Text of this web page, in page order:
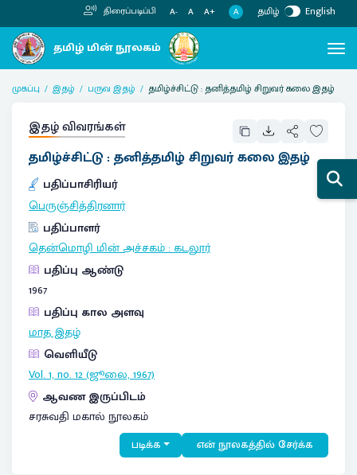
திரைப்படிப்பி A- A A+ A தமிழ் English
முகப்பு இதழ் பருவ இதழ் தமிழ்ச்சிட்டு : தனித்தமிழ் சிறுவர் கலை இதழ்
இதழ் விவரங்கள்
தமிழ்ச்சிட்டு : தனித்தமிழ் சிறுவர் கலை இதழ்
பதிப்பாசிரியர்
பெருஞ்சித்திரனார்
பதிப்பாளர்
தென்மொழி மின் அச்சகம்:கடலூர்
பதிப்பு ஆண்டு
1967
பதிப்பு கால அளவு
மாத இதழ்
வெளியீடு
Vol. 1, no. 12 (ஜூலை, 1967)
ஆவண இருப்பிடம்
சரசுவதி மகால் நூலகம்
படிக்க என் நூலகத்தில் சேர்க்க